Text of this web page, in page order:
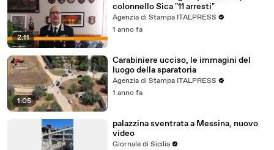
2:11
colonnello Sica "11 arresti"
Agenzia di Stampa ITALPRESS
1 anno fa
1:05
Carabiniere ucciso, le immagini del
luogo della sparatoria
Agenzia di Stampa ITALPRESS
1 anno fa
palazzina sventrata a Messina, nuovo
video
Giornale di Sicilia